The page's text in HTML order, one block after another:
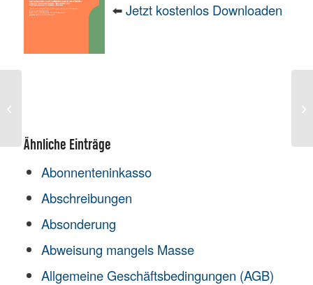
⬅️Jetzt kostenlos Downloaden
Ähnliche Einträge
Abonnenteninkasso
Abschreibungen
Absonderung
Abweisung mangels Masse
Allgemeine Geschäftsbedingungen (AGB)